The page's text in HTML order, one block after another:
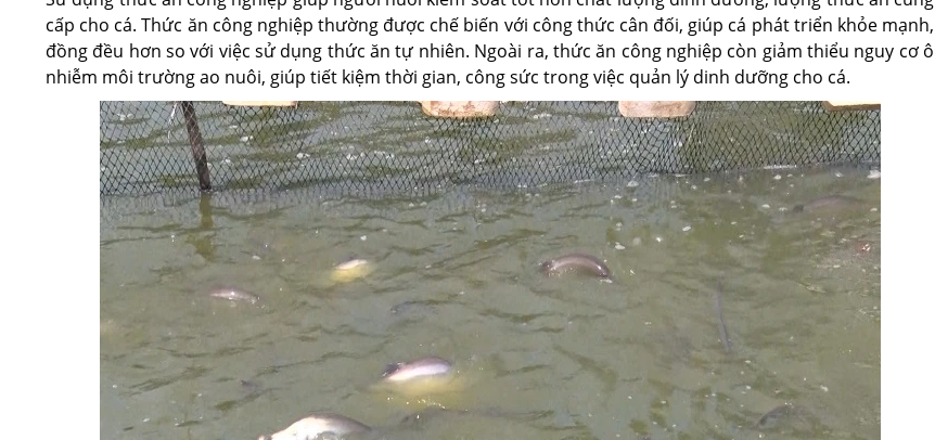
cấp cho cá. Thức ăn công nghiệp thường được chế biến với công thức cân đối, giúp cá phát triển khỏe mạnh,
đồng đều hơn so với việc sử dụng thức ăn tự nhiên. Ngoài ra, thức ăn công nghiệp còn giảm thiểu nguy cơ ô
nhiễm môi trường ao nuôi, giúp tiết kiệm thời gian, công sức trong việc quản lý dinh dưỡng cho cá.